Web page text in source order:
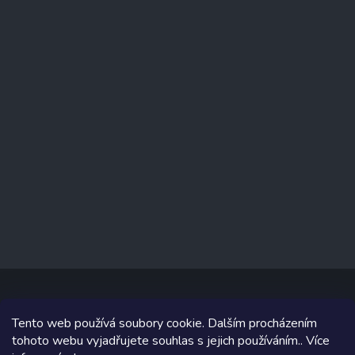
Tento web používá soubory cookie. Dalším procházením
tohoto webu vyjadřujete souhlas s jejich používáním.. Více
Copyright 2026prodejnaporcelanu.cz . Všechna práva vyhrazena.